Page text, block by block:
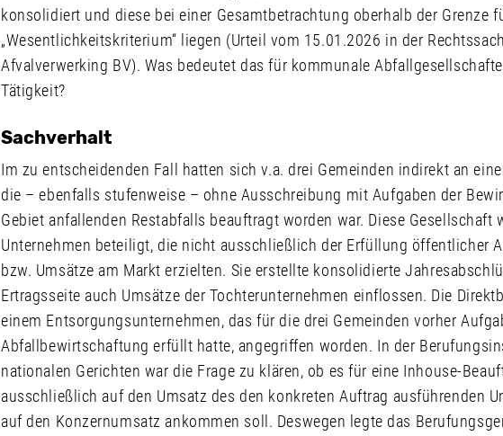
konsolidiert und diese bei einer Gesamtbetrachtung oberhalb der Grenze
„Wesentlichkeitskriterium“ liegen (Urteil vom 15.01.2026 in der
Afvalverwerking BV). Was bedeutet das für kommunale
Tätigkeit?
Sachverhalt
Im zu entscheidenden Fall hatten sich v.a. drei Gemeinden indirekt an
die – ebenfalls stufenweise – ohne Ausschreibung mit Aufgaben der
Gebiet anfallenden Restabfalls beauftragt worden war. Diese Gesellschaft
Unternehmen beteiligt, die nicht ausschließlich der Erfüllung öffentlicher
bzw. Umsätze am Markt erzielten. Sie erstellte konsolidierte
Ertragsseite auch Umsätze der Tochterunternehmen einflossen. Die
einem Entsorgungsunternehmen, das für die drei Gemeinden vorher
Abfallbewirtschaftung erfüllt hatte, angegriffen worden. In der
nationalen Gerichten war die Frage zu klären, ob es für eine Inhouse-
ausschließlich auf den Umsatz des den konkreten Auftrag ausführenden
auf den Konzernumsatz ankommen soll. Deswegen legte das